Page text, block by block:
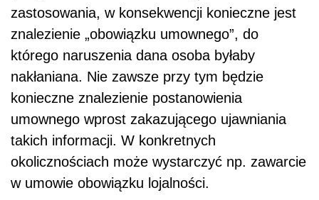
zastosowania, w konsekwencji konieczne jest
znalezienie „obowiązku umownego”, do
którego naruszenia dana osoba byłaby
nakłaniana. Nie zawsze przy tym będzie
konieczne znalezienie postanowienia
umownego wprost zakazującego ujawniania
takich informacji. W konkretnych
okolicznościach może wystarczyć np. zawarcie
w umowie obowiązku lojalności.